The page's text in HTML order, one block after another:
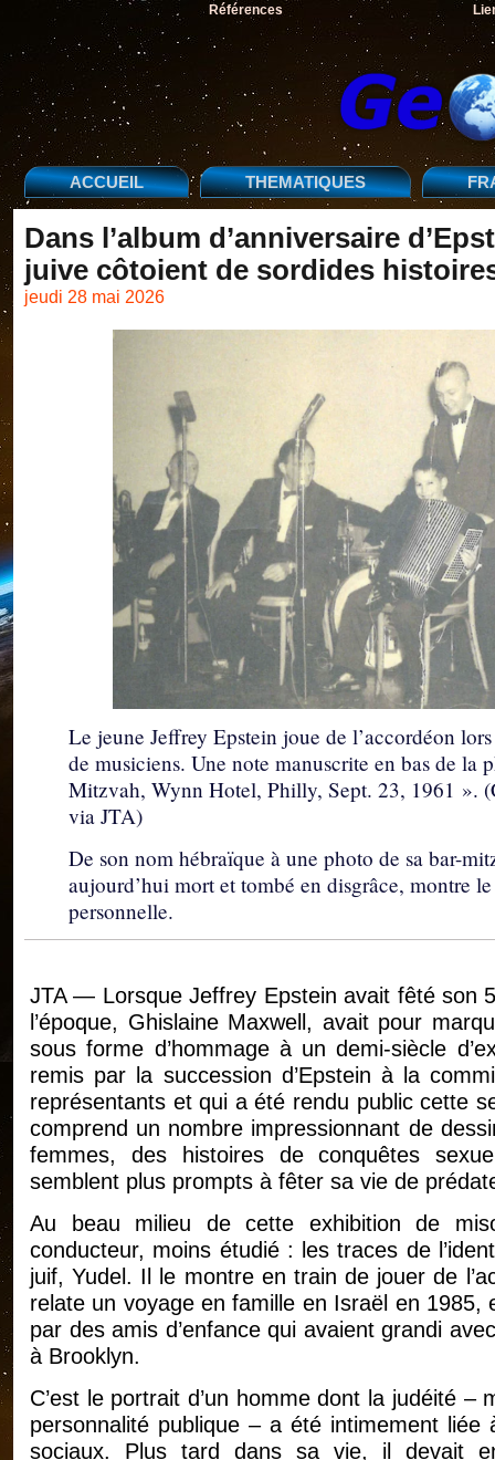
Références
ACCUEIL THEMATIQUES
Dans l’album d’anniversaire
juive côtoient de sordides
jeudi 28 mai 2026
Le jeune Jeffrey Epstein joue de l’accordéon
de musiciens. Une note manuscrite en bas de
Mitzvah, Wynn Hotel, Philly, Sept. 23, 1961 ».
via JTA)
De son nom hébraïque à une photo de sa bar-
aujourd’hui mort et tombé en disgrâce, montre
personnelle.
JTA — Lorsque Jeffrey Epstein avait fêté son
l’époque, Ghislaine Maxwell, avait pour
sous forme d’hommage à un demi-siècle
remis par la succession d’Epstein à la
représentants et qui a été rendu public cette
comprend un nombre impressionnant de
femmes, des histoires de conquêtes
semblent plus prompts à fêter sa vie de
Au beau milieu de cette exhibition de
conducteur, moins étudié : les traces de
juif, Yudel. Il le montre en train de jouer de
relate un voyage en famille en Israël en
par des amis d’enfance qui avaient grandi
à Brooklyn.
C’est le portrait d’un homme dont la judéité
personnalité publique – a été intimement
sociaux. Plus tard dans sa vie, il devait